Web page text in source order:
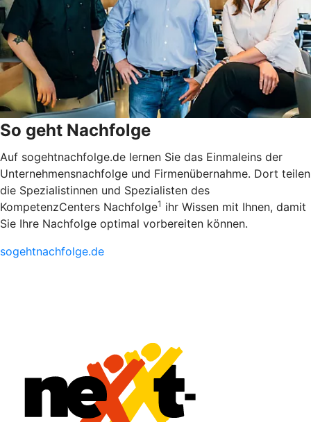
So geht Nachfolge
Auf sogehtnachfolge.de lernen Sie das Einmaleins der
Unternehmensnachfolge und Firmenübernahme. Dort teilen
die Spezialistinnen und Spezialisten des
KompetenzCenters Nachfolge1 ihr Wissen mit Ihnen, damit
Sie Ihre Nachfolge optimal vorbereiten können.
sogehtnachfolge.de